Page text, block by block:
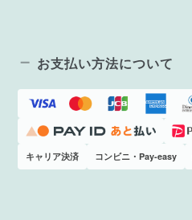
お支払い方法について
キャリア決済 コンビニ・Pay-easy